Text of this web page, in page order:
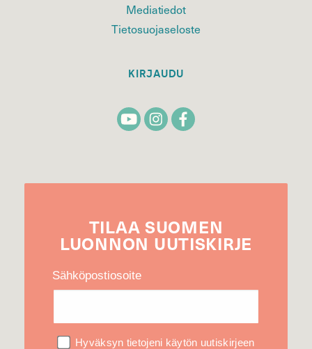
Mediatiedot
Tietosuojaseloste
KIRJAUDU
TILAA SUOMEN
LUONNON UUTIS­KIRJE
Sähköpostiosoite
Hyväksyn tietojeni käytön uutiskirjeen